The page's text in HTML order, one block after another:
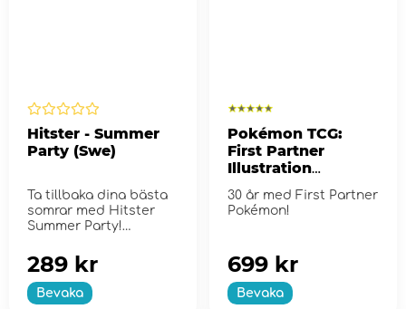
Hitster - Summer
Party (Swe)
Ta tillbaka dina bästa
somrar med Hitster
Summer Party!
Bevaka
289 kr
Pokémon TCG:
First Partner
Illustration
2
30 år med First Partner
Pokémon!
Bevaka
699 kr